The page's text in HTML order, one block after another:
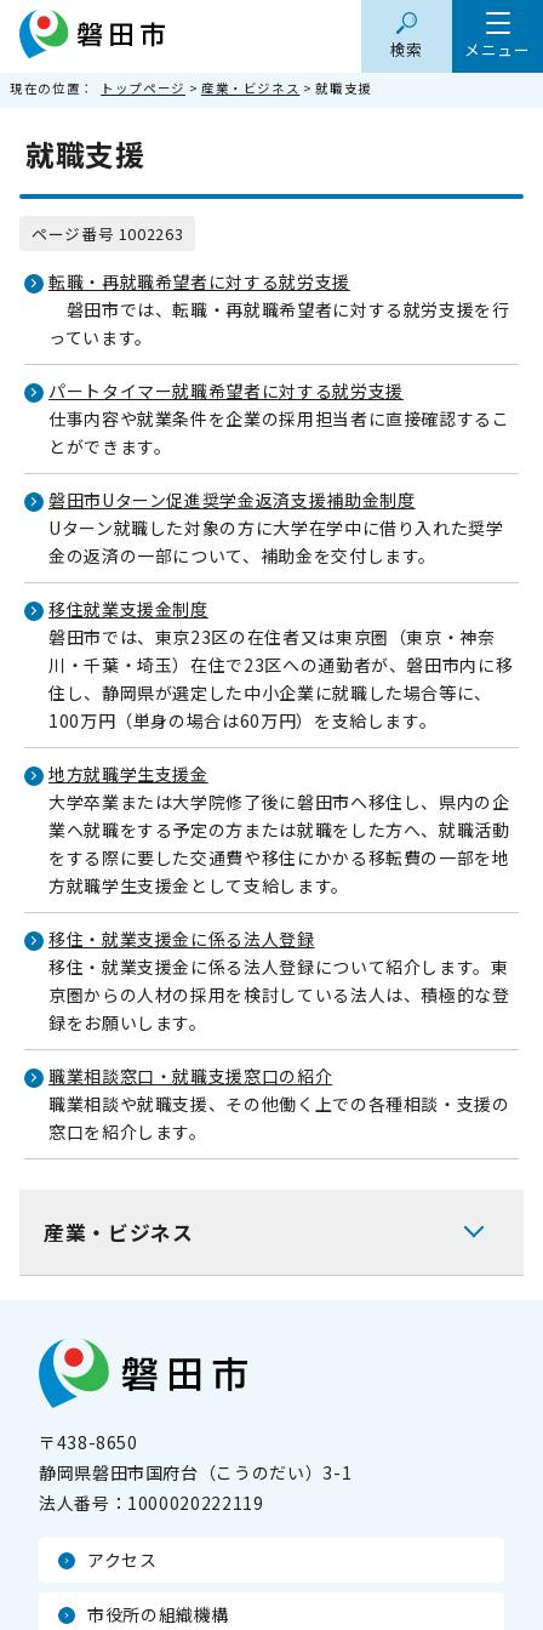
メニュー
検索
現在の位置： トップページ > 産業・ビジネス > 就職支援
就職支援
ページ番号 1002263
転職・再就職希望者に対する就労支援
磐田市では、転職・再就職希望者に対する就労支援を行
っています。
パートタイマー就職希望者に対する就労支援
仕事内容や就業条件を企業の採用担当者に直接確認するこ
とができます。
磐田市Uターン促進奨学金返済支援補助金制度
Uターン就職した対象の方に大学在学中に借り入れた奨学
金の返済の一部について、補助金を交付します。
移住就業支援金制度
磐田市では、東京23区の在住者又は東京圏（東京・神奈
川・千葉・埼玉）在住で23区への通勤者が、磐田市内に移
住し、静岡県が選定した中小企業に就職した場合等に、
100万円（単身の場合は60万円）を支給します。
地方就職学生支援金
大学卒業または大学院修了後に磐田市へ移住し、県内の企
業へ就職をする予定の方または就職をした方へ、就職活動
をする際に要した交通費や移住にかかる移転費の一部を地
方就職学生支援金として支給します。
移住・就業支援金に係る法人登録
移住・就業支援金に係る法人登録について紹介します。東
京圏からの人材の採用を検討している法人は、積極的な登
録をお願いします。
職業相談窓口・就職支援窓口の紹介
職業相談や就職支援、その他働く上での各種相談・支援の
窓口を紹介します。
産業・ビジネス
〒438-8650
静岡県磐田市国府台（こうのだい）3-1
法人番号： 1000020222119
アクセス
市役所の組織機構